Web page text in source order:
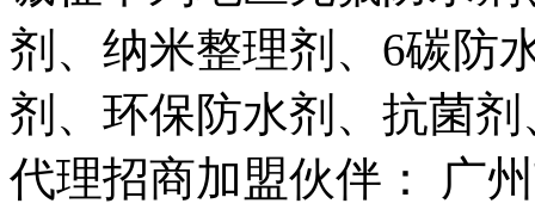
剂、纳米整理剂、6碳防
剂、环保防水剂、抗菌
代理招商加盟伙伴： 广